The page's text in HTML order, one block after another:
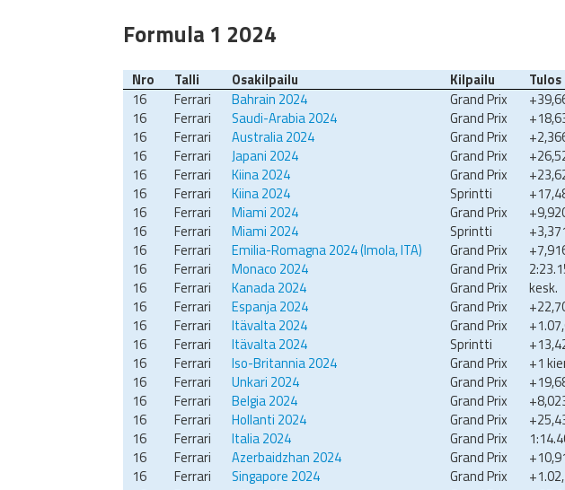
Formula 1 2024
Nro Talli Osakilpailu Kilpailu Tulos
16
Ferrari Bahrain 2024 Grand Prix
16
Ferrari Saudi-Arabia 2024 Grand Prix
16
Ferrari Australia 2024 Grand Prix
16
Ferrari Japani 2024 Grand Prix
16
Ferrari Kiina 2024 Grand Prix
16
Ferrari Kiina 2024 Sprintti
16
Ferrari Miami 2024 Grand Prix
16
Ferrari Miami 2024 Sprintti
16
Ferrari Emilia-Romagna 2024 (Imola, ITA) Grand Prix
16
Ferrari Monaco 2024 Grand Prix
16
Ferrari Kanada 2024 Grand Prix kesk.
16
Ferrari Espanja 2024 Grand Prix
16
Ferrari Itävalta 2024 Grand Prix
16
Ferrari Itävalta 2024 Sprintti
16
Ferrari Iso-Britannia 2024 Grand Prix +1
16
Ferrari Unkari 2024 Grand Prix
16
Ferrari Belgia 2024 Grand Prix
16
Ferrari Hollanti 2024 Grand Prix
16
Ferrari Italia 2024 Grand Prix
16
Ferrari Azerbaidzhan 2024 Grand Prix
16
Ferrari Singapore 2024 Grand Prix